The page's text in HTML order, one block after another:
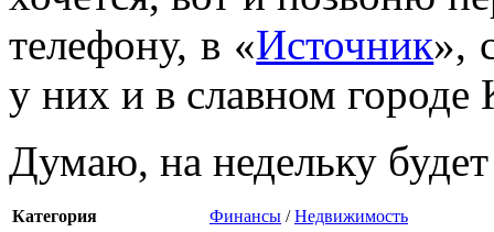
телефону, в «Источник»,
у них и в славном городе
Думаю, на недельку
Категория Финансы /Недвижимость